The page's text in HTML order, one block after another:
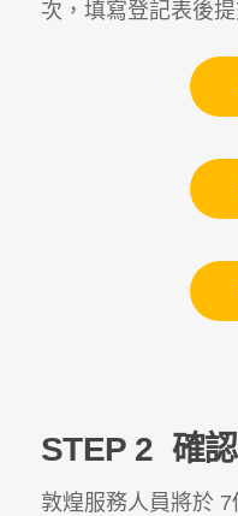
次，填寫登記表後提
STEP 2 確認
敦煌服務人員將於